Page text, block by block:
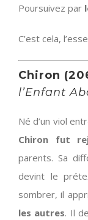
Poursuivez par
C’est cela,
Chiron
l’Enfant
Né d’un viol
Chiron fut
parents. Sa
devint le
sombrer, il
les autres. Il